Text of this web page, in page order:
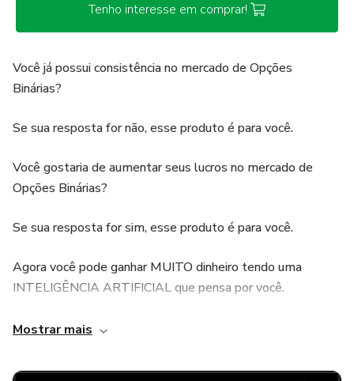
Tenho interesse em comprar!
Você já possui consistência no mercado de Opções
Binárias?
Se sua resposta for não, esse produto é para você.
Você gostaria de aumentar seus lucros no mercado de
Opções Binárias?
Se sua resposta for sim, esse produto é para você.
Agora você pode ganhar MUITO dinheiro tendo uma
INTELIGÊNCIA ARTIFICIAL que pensa por você.
Indicador INOVADOR para opções binárias – Conheça agora
Mostrar mais